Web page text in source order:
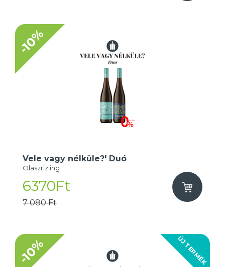
-10%
Vele vagy nélküle?' Duó
Olaszrizling
6370Ft
7 080 Ft
ÚJ TERMÉK
-10%